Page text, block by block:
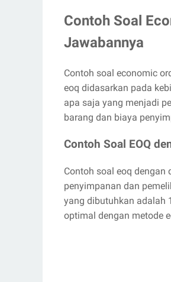
Contoh Soal
Jawabannya
Contoh soal economic
eoq didasarkan pada
apa saja yang menjadi
barang dan biaya
Contoh Soal EOQ
Contoh soal eoq
penyimpanan dan
yang dibutuhkan adalah
optimal dengan metode